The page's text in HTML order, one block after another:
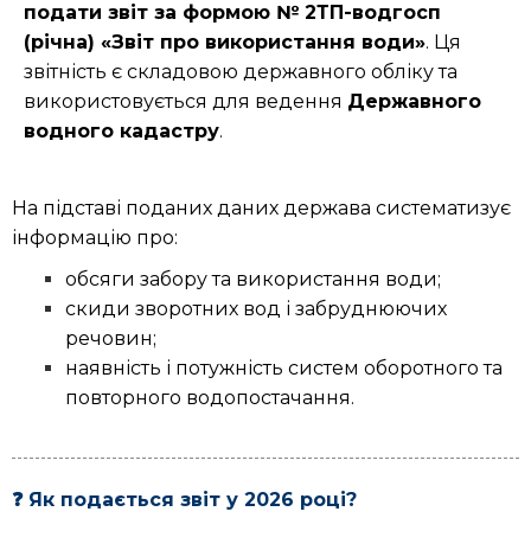
подати звіт за формою № 2ТП-водгосп
(річна) «Звіт про використання води». Ця
звітність є складовою державного обліку та
використовується для ведення Державного
водного кадастру.
На підставі поданих даних держава систематизує
інформацію про:
обсяги забору та використання води;
скиди зворотних вод і забруднюючих
речовин;
наявність і потужність систем оборотного та
повторного водопостачання.
❓ Як подається звіт у 2026 році?